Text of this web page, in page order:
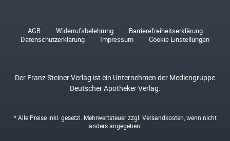
AGB Widerrufsbelehrung
Barrierefreiheitserklärung
Datenschutzerklärung
Impressum Cookie Einstellungen
Der Franz Steiner Verlag ist ein Unternehmen der Mediengruppe
Deutscher Apotheker Verlag.
* Alle Preise inkl. gesetzl. Mehrwertsteuer zzgl. Versandkosten , wenn nicht
anders angegeben.